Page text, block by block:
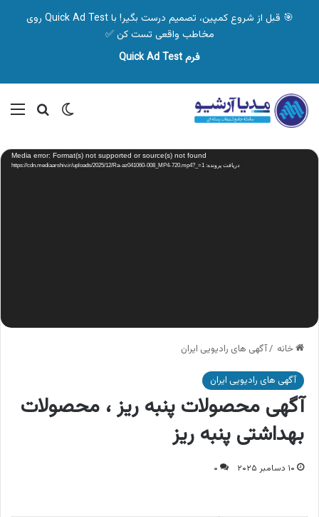
🎯 قبل از شروع کمپین، تصمیم درست بگیر! با Quick Ad Test روی
مخاطب واقعی تست کن ✅
فرم Quick Ad Test
تغییر پوسته
نمایشگر
ویدیو Media error: Format(s) not supported or source(s) not found
دریافت پرونده: https://cdn.mediaarshiv.ir/uploads/2025/12/Ra-az041060-008_MP4-720.mp4?_=1
خانه /آگهی های رادیویی ایران
آگهی های رادیویی ایران
آگهی محصولات پنبه ریز ، محصولات
بهداشتی پنبه ریز
۱۰ دسامبر ۲۰۲۵ ۰